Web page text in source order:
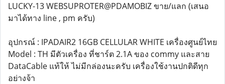
LUCKY-13 WEBSUPROTER@PDAMOBIZ ขาย/แลก (เสนอ
มาได้ทาง line , pm ครับ)
อุปกรณ์ : IPADAIR2 16GB CELLULAR WHITE เครื่องศูนย์ไทย
Model : TH มีตัวเครื่อง ที่ชาร์ต 2.1A ของ commy และสาย
DataCable แท้ให้ ไม่มีกล่องนะครับ เครื่องใช้งานปกติดีทุก
อย่างจ้า